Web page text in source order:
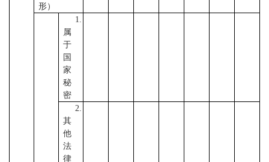
形）
1.
属
于
国
家
秘
密
2.
其
他
法
律